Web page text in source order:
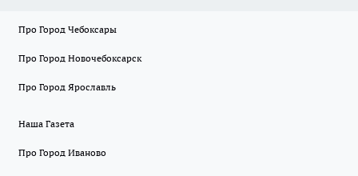
Про Город Чебоксары
Про Город Новочебоксарск
Про Город Ярославль
Наша Газета
Про Город Иваново